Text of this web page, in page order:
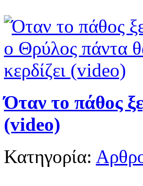
Όταν το πάθος
(video)
Κατηγορία: